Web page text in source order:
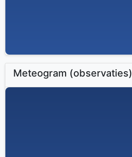
Meteogram (observaties)